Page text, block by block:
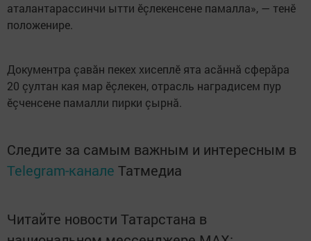
аталантарассинчи ытти ӗçлекенсене памалла», — тенӗ
положенире.
Документра çавăн пекех хисеплӗ ята асăннă сферăра
20 çултан кая мар ӗçлекен, отрасль наградисем пур
ӗçченсене памалли пирки çырнă.
Следите за самым важным и интересным в
Telegram-канале Татмедиа
Читайте новости Татарстана в